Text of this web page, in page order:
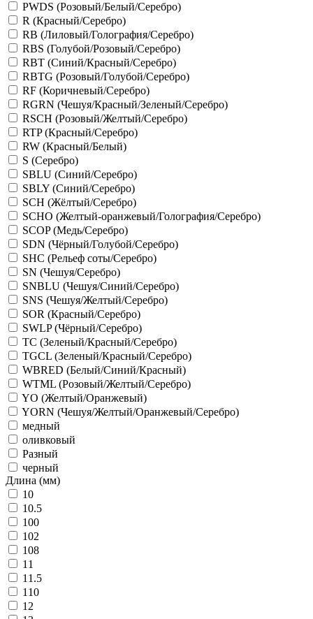
PWDS (Розовый/Белый/Серебро)
R (Красный/Серебро)
RB (Лиловый/Голография/Серебро)
RBS (Голубой/Розовый/Серебро)
RBT (Синий/Красный/Серебро)
RBTG (Розовый/Голубой/Серебро)
RF (Коричневый/Серебро)
RGRN (Чешуя/Красный/Зеленый/Серебро)
RSCH (Розовый/Желтый/Серебро)
RTP (Красный/Серебро)
RW (Красный/Белый)
S (Серебро)
SBLU (Синий/Серебро)
SBLY (Синий/Серебро)
SCH (Жёлтый/Серебро)
SCHO (Желтый-оранжевый/Голография/Серебро)
SCOP (Медь/Серебро)
SDN (Чёрный/Голубой/Серебро)
SHC (Рельеф соты/Серебро)
SN (Чешуя/Серебро)
SNBLU (Чешуя/Синий/Серебро)
SNS (Чешуя/Желтый/Серебро)
SOR (Красный/Серебро)
SWLP (Чёрный/Серебро)
TC (Зеленый/Красный/Серебро)
TGCL (Зеленый/Красный/Серебро)
WBRED (Белый/Синий/Красный)
WTML (Розовый/Желтый/Серебро)
YO (Желтый/Оранжевый)
YORN (Чешуя/Желтый/Оранжевый/Серебро)
медный
оливковый
Разный
черный
Длина (мм)
10
10.5
100
102
108
11
11.5
110
12